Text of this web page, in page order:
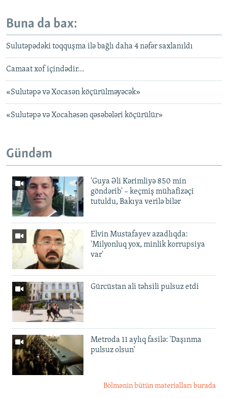
Buna da bax:
Sulutəpədəki toqquşma ilə bağlı daha 4 nəfər saxlanıldı
Camaat xof içindədir…
«Sulutəpə və Xocasən köçürülməyəcək»
«Sulutəpə və Xocahəsən qəsəbələri köçürülür»
Gündəm
'Guya Əli Kərimliyə 850 min
göndərib' – keçmiş mühafizəçi
tutuldu, Bakıya verilə bilər
Elvin Mustafayev azadlıqda:
'Milyonluq yox, minlik korrupsiya
var'
Gürcüstan ali təhsili pulsuz etdi
Metroda 11 aylıq fasilə: 'Daşınma
pulsuz olsun'
Bölmənin bütün materialları burada